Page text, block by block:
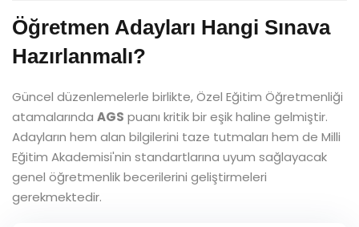
Öğretmen Adayları Hangi Sınava
Hazırlanmalı?
Güncel düzenlemelerle birlikte, Özel Eğitim Öğretmenliği
atamalarında AGS puanı kritik bir eşik haline gelmiştir.
Adayların hem alan bilgilerini taze tutmaları hem de Milli
Eğitim Akademisi'nin standartlarına uyum sağlayacak
genel öğretmenlik becerilerini geliştirmeleri
gerekmektedir.